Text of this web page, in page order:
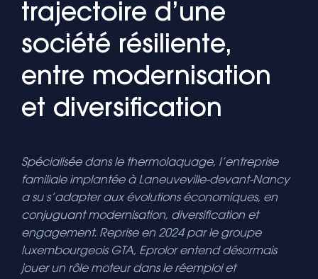
trajectoire d’une
société résiliente,
entre modernisation
et diversification
Spécialisée dans le thermolaquage, l’entreprise
familiale implantée à Laneuveville-devant-Nancy
a su s’adapter aux évolutionséconomiques, en
conjuguant modernisation, diversification et
engagement. Reprise en 2024 par le groupe
luxembourgeois GTA, Eprolorentenddésormais
jouer un rôle moteur dans le réemploi et